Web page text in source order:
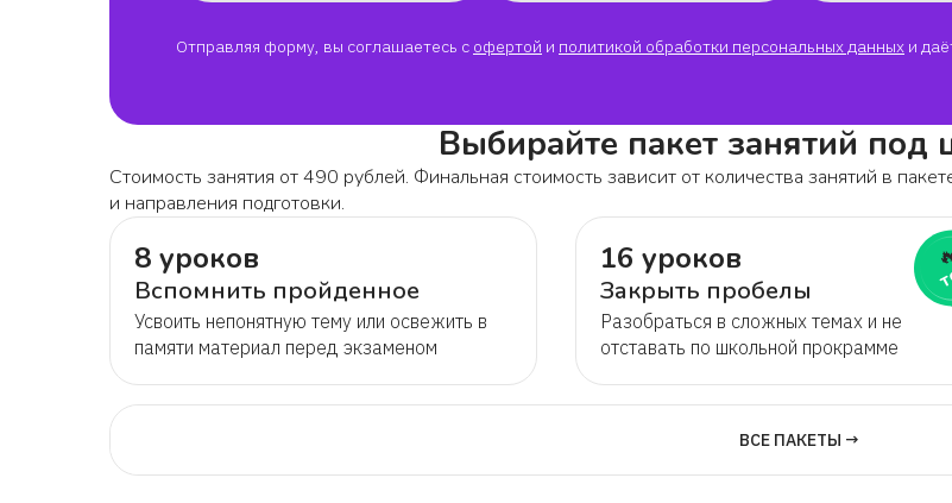
Феликс
Мадина
Даниил
Арина
Ирина
Отправляя форму, вы соглашаетесь с офертой и политикой обработки персональных данных и
Выбирайте пакет занятий под
Стоимость занятия от 490 рублей. Финальная стоимость зависит от количества занятий в
и направления подготовки.
8 уроков
Вспомнить пройденное
Усвоить непонятную тему или освежить в
памяти материал перед экзаменом
16 уроков
Закрыть пробелы
Разобраться в сложных темах и не
отставать по школьной прокрамме
ВСЕ ПАКЕТЫ →